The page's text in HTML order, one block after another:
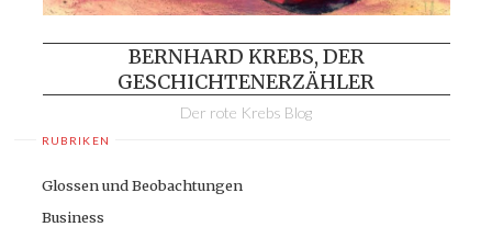
BERNHARD KREBS, DER
GESCHICHTENERZÄHLER
Der rote Krebs Blog
RUBRIKEN
Glossen und Beobachtungen
Business